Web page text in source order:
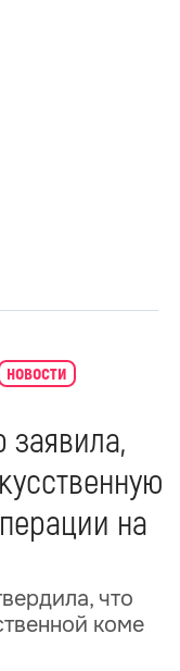
новости
на
что
коме